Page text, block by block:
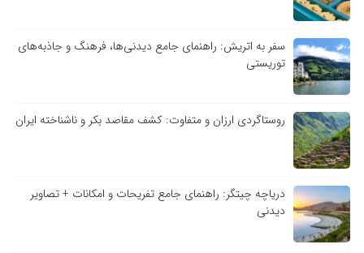
سفر به اتریش: راهنمای جامع دیدنی‌ها، فرهنگ و جاذبه‌های
توریستی
روستاگردی ارزان و متفاوت: کشف مقاصد بکر و ناشناخته ایران
دریاچه چیتگر: راهنمای جامع تفریحات و امکانات + تصاویر
دیدنی